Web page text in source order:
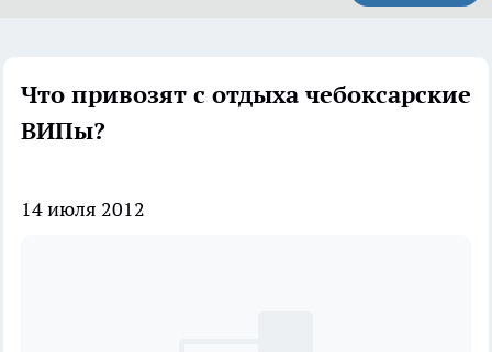
Что привозят с отдыха чебоксарские
ВИПы?
14 июля 2012